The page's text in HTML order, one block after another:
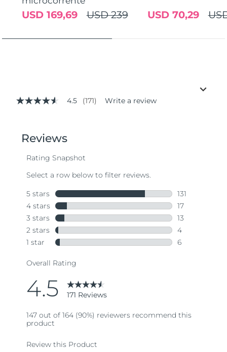
USD 239
USD 169,69 USD 70,29
4.5
stars,
average
value.
171
Same
page
link.
4.5 (171) Write a review